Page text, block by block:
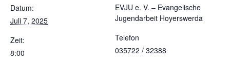
Datum:
Juli 7, 2025
Zeit:
8:00
EVJU e. V. – Evangelische
Jugendarbeit Hoyerswerda
Telefon
035722 / 32388